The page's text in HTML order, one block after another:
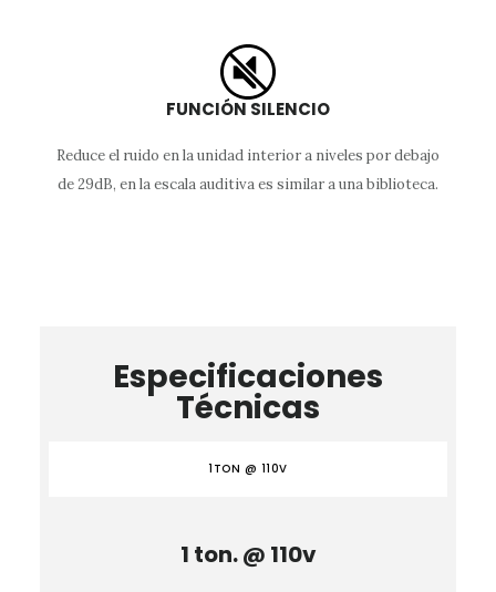
FUNCIÓN SILENCIO
Reduce el ruido en la unidad interior a niveles por debajo
de 29dB, en la escala auditiva es similar a una biblioteca.
Especificaciones
Técnicas
1TON @ 110V
1 ton. @ 110v